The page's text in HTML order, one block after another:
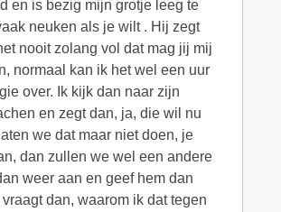
en is bezig mijn grotje leeg te
neuken als je wilt . Hij zegt
nooit zolang vol dat mag jij mij
normaal kan ik het wel een uur
over. Ik kijk dan naar zijn
en zegt dan, ja, die wil nu
we dat maar niet doen, je
dan zullen we wel een andere
weer aan en geef hem dan
dan, waarom ik dat tegen